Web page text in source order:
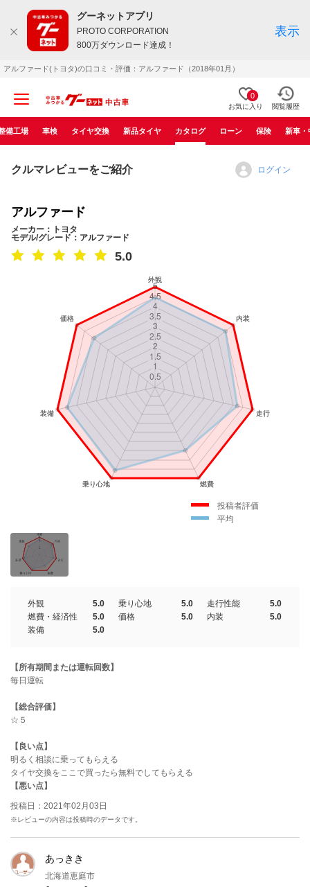
グーネットアプリ
PROTO CORPORATION
800万ダウンロード達成！
表示
アルファード(トヨタ)の口コミ・評価：アルファード（2018年01月）
0
お気に入り 閲覧履歴
備工場 車検 タイヤ交換 新品タイヤ カタログ ローン 保険 新車・
クルマレビューをご紹介 ログイン
アルファード
メーカー：トヨタ
モデル/グレード：アルファード
5.0
投稿者評価
平均
外観 5.0 乗り心地 5.0 走行性能
5.0
燃費・経済性
5.0 価格 5.0 内装
5.0
装備
5.0
【所有期間または運転回数】
毎日運転
【総合評価】
☆５
【良い点】
明るく相談に乗ってもらえる
タイヤ交換をここで買ったら無料でしてもらえる
【悪い点】
投稿日：2021年02月03日
※レビューの内容は投稿時のデータです。
あっきき
北海道恵庭市